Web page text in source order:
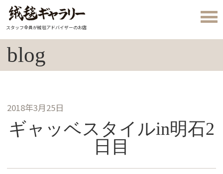
スタッフ全員が絨毯アドバイザーのお店
blog
2018年3月25日
ギャッベスタイルin明石2
日目